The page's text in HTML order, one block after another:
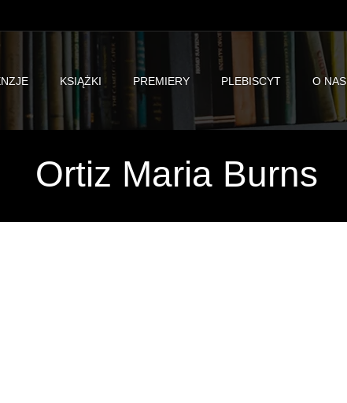
KSIĄŻKI PREMIERY PLEBISCYT O NAS
Ortiz Maria Burns